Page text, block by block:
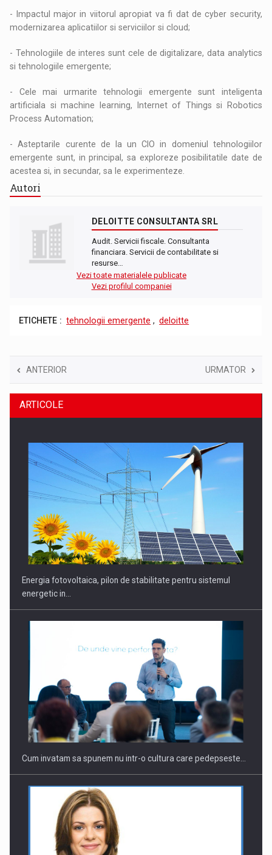
- Impactul major in viitorul apropiat va fi dat de cyber security,
modernizarea aplicatiilor si serviciilor si cloud;
- Tehnologiile de interes sunt cele de digitalizare, data analytics
si tehnologiile emergente;
- Cele mai urmarite tehnologii emergente sunt inteligenta
artificiala si machine learning, Internet of Things si Robotics
Process Automation;
- Asteptarile curente de la un CIO in domeniul tehnologiilor
emergente sunt, in principal, sa exploreze posibilitatile date de
acestea si, in secundar, sa le experimenteze.
Autori
DELOITTE CONSULTANTA SRL
Audit. Servicii fiscale. Consultanta
financiara. Servicii de contabilitate si
resurse…
Vezi toate materialele publicate
Vezi profilul companiei
ETICHETE : tehnologii emergente , deloitte
ANTERIOR URMATOR
ARTICOLE
Energia fotovoltaica, pilon de stabilitate pentru sistemul
energetic in…
Cum invatam sa spunem nu intr-o cultura care pedepseste…